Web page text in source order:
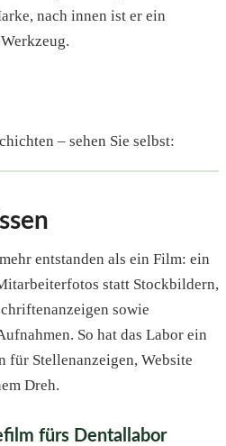
nach innen ist er ein
– sehen Sie selbst:
entstanden als ein Film: ein
statt Stockbildern,
sowie
So hat das Labor ein
für Stellenanzeigen, Website
Dreh.
fürs Dentallabor